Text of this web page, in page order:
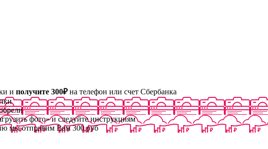
и получите 300₽на телефон или счет Сбербанка
фото» и следуйте инструкциям
мы отправим Вам 300 руб